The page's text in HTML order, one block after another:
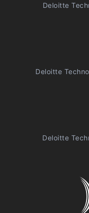
Deloitte
Deloitte
Deloitte